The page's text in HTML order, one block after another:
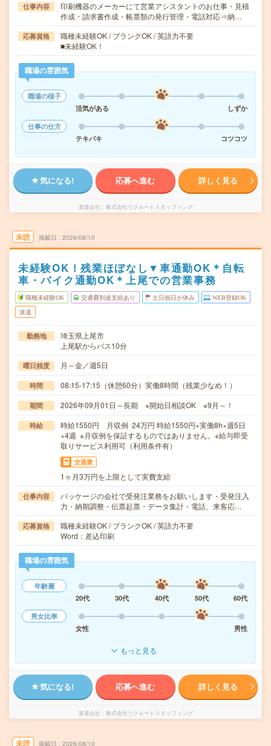
仕事内容
印刷機器のメーカーにて営業アシスタントのお仕事・見積
作成・請求書作成・帳票類の発行管理・電話対応⇒納…
応募資格
職種未経験OK / ブランクOK / 英語力不要
■未経験OK！
職場の雰囲気
職場の様子
活気がある
しずか
仕事の仕方
テキパキ
コツコツ
気になる! 応募へ進む 詳しく見る
派遣会社 株式会社リクルートスタッフィング
未読 掲載日 2026/08/10
未経験OK！残業ほぼなし▼車通勤OK＊自転
車・バイク通勤OK＊上尾での営業事務
職種未経験OK 交通費別途支給あり 土日祝日が休み WEB登録OK
派遣
勤務地
埼玉県上尾市
上尾駅からバス10分
曜日頻度 月～金／週5日
時間 08:15-17:15（休憩60分）実働8時間（残業少なめ！）
期間 2026年09月01日～長期 ※開始日相談OK ※9月～！
時給
時給1550円 月収例 24万円 時給1550円×実働8h×週5日
×4週 ※月収例を保証するものではありません。※給与即受
取りサービス利用可（利用条件有）
交通費
1ヶ月3万円を上限として実費支給
仕事内容
パッケージの会社で受発注業務をお願いします・受発注入
力・納期調整・伝票起票・データ集計・電話、来客応…
応募資格
職種未経験OK / ブランクOK / 英語力不要
Word：差込印刷
職場の雰囲気
年齢層
20代
30代 40代 50代
60代
男女比率
女性
男性
もっと見る
気になる! 応募へ進む 詳しく見る
派遣会社 株式会社リクルートスタッフィング
未読 掲載日 2026/08/10